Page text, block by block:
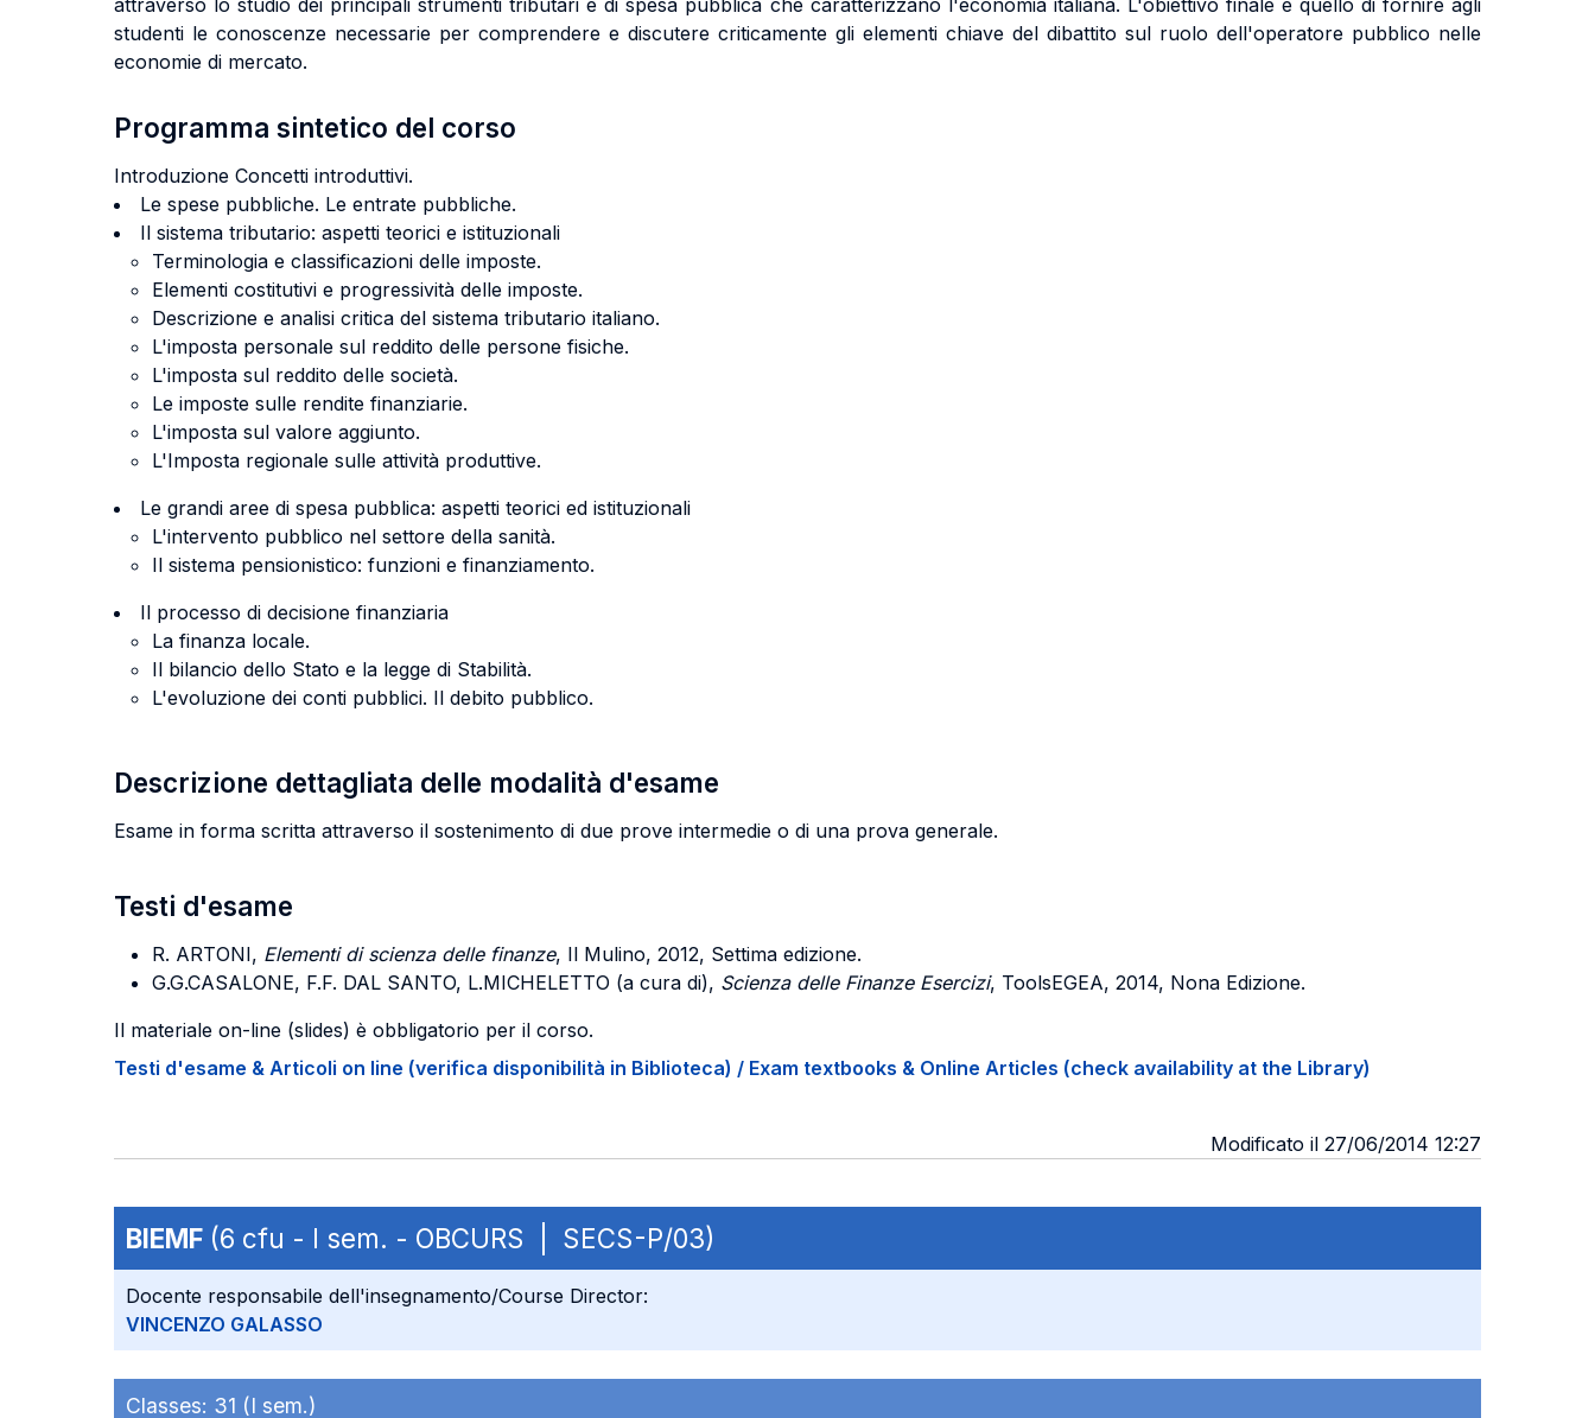
attraverso lo studio dei principali strumenti tributari e di spesa pubblica che caratterizzano l'economia italiana. L'obiettivo finale è quello di fornire agli
studenti le conoscenze necessarie per comprendere e discutere criticamente gli elementi chiave del dibattito sul ruolo dell'operatore pubblico nelle
economie di mercato.
Programma sintetico del corso
Introduzione Concetti introduttivi.
Le spese pubbliche. Le entrate pubbliche.
Il sistema tributario: aspetti teorici e istituzionali
Terminologia e classificazioni delle imposte.
Elementi costitutivi e progressività delle imposte.
Descrizione e analisi critica del sistema tributario italiano.
L'imposta personale sul reddito delle persone fisiche.
L'imposta sul reddito delle società.
Le imposte sulle rendite finanziarie.
L'imposta sul valore aggiunto.
L'Imposta regionale sulle attività produttive.
Le grandi aree di spesa pubblica: aspetti teorici ed istituzionali
L'intervento pubblico nel settore della sanità.
Il sistema pensionistico: funzioni e finanziamento.
Il processo di decisione finanziaria
La finanza locale.
Il bilancio dello Stato e la legge di Stabilità.
L'evoluzione dei conti pubblici. Il debito pubblico.
Descrizione dettagliata delle modalità d'esame
Esame in forma scritta attraverso il sostenimento di due prove intermedie o di una prova generale.
Testi d'esame
R. ARTONI, Elementi di scienza delle finanze, Il Mulino, 2012, Settima edizione.
G.G.CASALONE, F.F. DAL SANTO, L.MICHELETTO (a cura di), Scienza delle Finanze Esercizi, ToolsEGEA, 2014, Nona Edizione.
Il materiale on-line (slides) è obbligatorio per il corso.
Testi d'esame & Articoli on line (verifica disponibilità in Biblioteca) / Exam textbooks & Online Articles (check availability at the Library)
Modificato il 27/06/2014 12:27
BIEMF (6 cfu - I sem. - OBCURS | SECS-P/03)
Docente responsabile dell'insegnamento/Course Director:
VINCENZO GALASSO
Classes: 31 (I sem.)